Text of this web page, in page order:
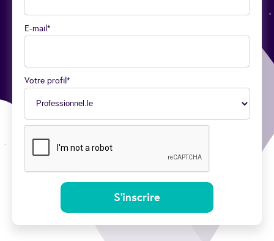
E-mail*
Votre profil*